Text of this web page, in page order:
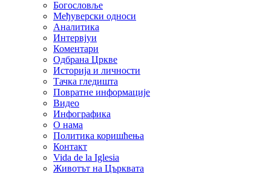
Богословље
Међуверски односи
Аналитика
Интервјуи
Коментари
Одбрана Цркве
Историја и личности
Тачка гледишта
Повратне информације
Видео
Инфографика
О нама
Политика коришћења
Контакт
Vida de la Iglesia
Животът на Църквата